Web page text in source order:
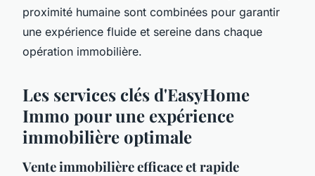
proximité humaine sont combinées pour garantir
une expérience fluide et sereine dans chaque
opération immobilière.
Les services clés d'EasyHome
Immo pour une expérience
immobilière optimale
Vente immobilière efficace et rapide